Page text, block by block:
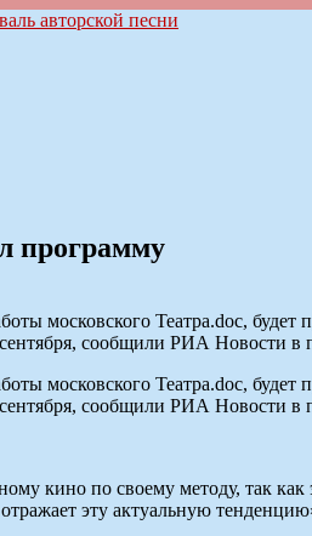
программу
московского Театра.doc, будет
сообщили РИА Новости в
московского Театра.doc, будет
сообщили РИА Новости в
кино по своему методу, так
эту актуальную